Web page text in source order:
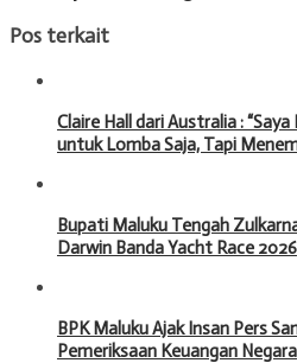
Pos terkait
Claire Hall dari Australia :
untuk Lomba Saja, Tapi
Bupati Maluku Tengah
Darwin Banda Yacht Race 2026
BPK Maluku Ajak Insan Pers
Pemeriksaan Keuangan Negara